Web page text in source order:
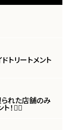
トリートメント
れた店舗のみ
！🙋‍♀️